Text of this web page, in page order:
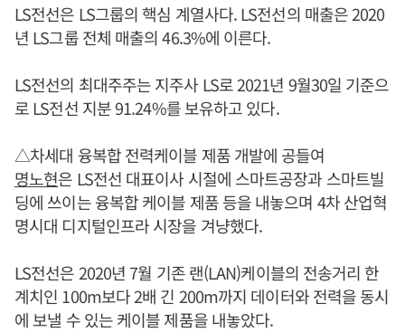
LS전선은 LS그룹의 핵심 계열사다. LS전선의 매출은 2020
년 LS그룹 전체 매출의 46.3%에 이른다.
LS전선의 최대주주는 지주사 LS로 2021년 9월30일 기준으
로 LS전선 지분 91.24%를 보유하고 있다.
△차세대 융복합 전력케이블 제품 개발에 공들여
명노현은 LS전선 대표이사 시절에 스마트공장과 스마트빌
딩에 쓰이는 융복합 케이블 제품 등을 내놓으며 4차 산업혁
명시대 디지털인프라 시장을 겨냥했다.
LS전선은 2020년 7월 기존 랜(LAN)케이블의 전송거리 한
계치인 100m보다 2배 긴 200m까지 데이터와 전력을 동시
에 보낼 수 있는 케이블 제품을 내놓았다.